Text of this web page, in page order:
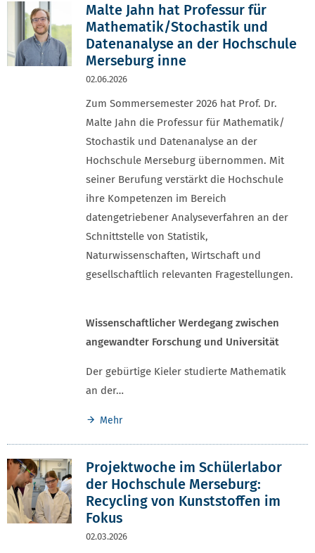
Malte Jahn hat Professur für
Mathematik/Stochastik und
Datenanalyse an der Hochschule
Merseburg inne
02.06.2026
Zum Sommersemester 2026 hat Prof. Dr.
Malte Jahn die Professur für Mathematik/
Stochastik und Datenanalyse an der
Hochschule Merseburg übernommen. Mit
seiner Berufung verstärkt die Hochschule
ihre Kompetenzen im Bereich
datengetriebener Analyseverfahren an der
Schnittstelle von Statistik,
Naturwissenschaften, Wirtschaft und
gesellschaftlich relevanten Fragestellungen.
Wissenschaftlicher Werdegang zwischen
angewandter Forschung und Universität
Der gebürtige Kieler studierte Mathematik
an der…
Mehr
Projektwoche im Schülerlabor
der Hochschule Merseburg:
Recycling von Kunststoffen im
Fokus
02.03.2026